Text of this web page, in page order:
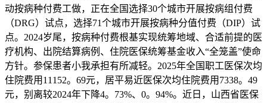
动按病种付费工做，正在全国选择30个城市开展按病组付费
（DRG）试点，选择71个城市开展按病种分值付费（DIP）试
点。2024岁尾，按病种付费根基实现统筹地域、合适前提的医
疗机构、出院结算病例、住院医保统筹基金收入“全笼盖”使命
方针。参保患者小我承担有所减轻。2025年全国职工医保次均
住院费用11152。69元，居平易近医保次均住院费用7338。49
元，别离较2024年下降4。73%、0。94%。近日，山西省医保